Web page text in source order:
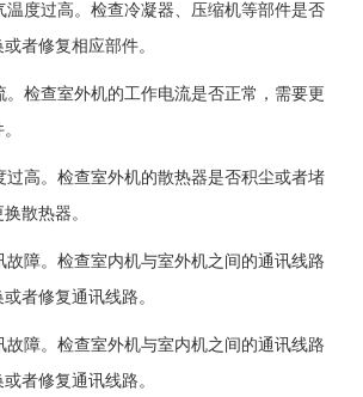
度过高。检查冷凝器、压缩机等部件是否
者修复相应部件。
检查室外机的工作电流是否正常，需要更
高。检查室外机的散热器是否积尘或者堵
散热器。
障。检查室内机与室外机之间的通讯线路
者修复通讯线路。
障。检查室外机与室内机之间的通讯线路
者修复通讯线路。